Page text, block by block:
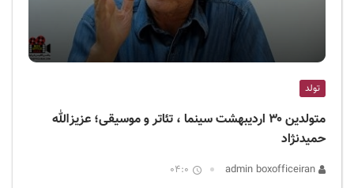
تولد
متولدین ۳۰ اردیبهشت سینما ، تئاتر و موسیقی؛ عزیزالله
حمیدنژاد
04:0